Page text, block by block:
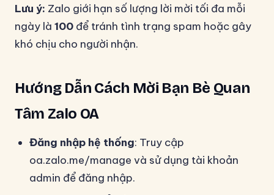
Lưu ý: Zalo giới hạn số lượng lời mời tối đa mỗi
ngày là 100 để tránh tình trạng spam hoặc gây
khó chịu cho người nhận.
Hướng Dẫn Cách Mời Bạn Bè Quan
Tâm Zalo OA
Đăng nhập hệ thống: Truy cập
oa.zalo.me/manage và sử dụng tài khoản
admin để đăng nhập.